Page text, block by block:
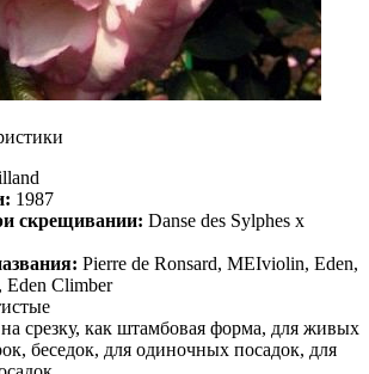
1987
скрещивании: Danse des Sylphes x
Pierre de Ronsard, MEIviolin, Eden,
Eden Climber
на срезку, как штамбовая форма, для живых
беседок, для одиночных посадок, для